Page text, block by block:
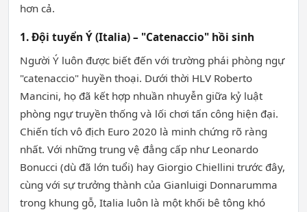
hơn cả.
1. Đội tuyển Ý (Italia) – "Catenaccio" hồi sinh
Người Ý luôn được biết đến với trường phái phòng ngự
"catenaccio" huyền thoại. Dưới thời HLV Roberto
Mancini, họ đã kết hợp nhuần nhuyễn giữa kỷ luật
phòng ngự truyền thống và lối chơi tấn công hiện đại.
Chiến tích vô địch Euro 2020 là minh chứng rõ ràng
nhất. Với những trung vệ đẳng cấp như Leonardo
Bonucci (dù đã lớn tuổi) hay Giorgio Chiellini trước đây,
cùng với sự trưởng thành của Gianluigi Donnarumma
trong khung gỗ, Italia luôn là một khối bê tông khó